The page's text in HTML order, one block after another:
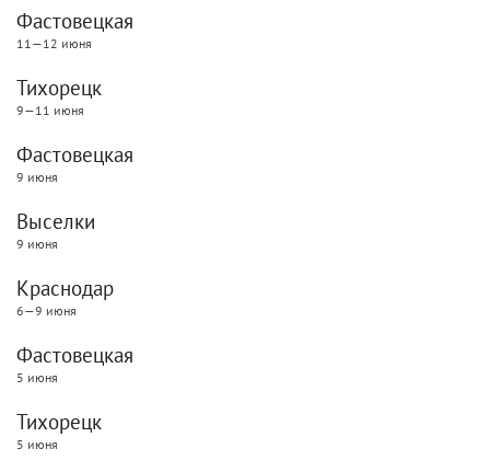
Фастовецкая
11—12 июня
Тихорецк
9—11 июня
Фастовецкая
9 июня
Выселки
9 июня
Краснодар
6—9 июня
Фастовецкая
5 июня
Тихорецк
5 июня